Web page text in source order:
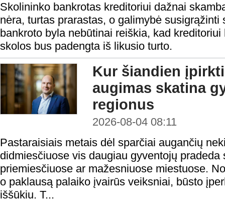
Skolininko bankrotas kreditoriui dažnai
nėra, turtas prarastas, o galimybė susigrąžinti
bankroto byla nebūtinai reiškia, kad
skolos bus padengta iš likusio turto.
Kur šiandien
augimas skatina
regionus
2026-08-04 08:11
Pastaraisiais metais dėl sparčiai augančių
didmiesčiuose vis daugiau gyventojų pradeda
priemiesčiuose ar mažesniuose miestuose.
o paklausą palaiko įvairūs veiksniai, būsto
iššūkiu. T...